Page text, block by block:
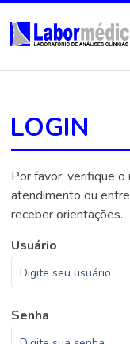
LOGIN
Por favor, verifique
atendimento ou
receber orientações.
Usuário
Senha